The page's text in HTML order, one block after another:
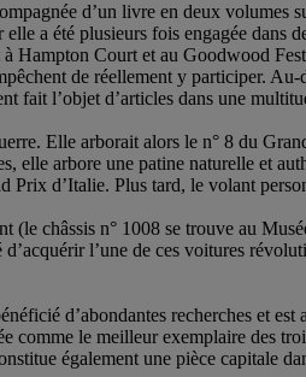
d’un livre en deux volumes
a été plusieurs fois engagée dans
Hampton Court et au Goodwood
de réellement y participer.
fait l’objet d’articles dans une
Elle arborait alors le n° 8 du
elle arbore une patine naturelle et
d’Italie. Plus tard, le volant
(le châssis n° 1008 se trouve au
l’une de ces voitures
d’abondantes recherches et
le meilleur exemplaire des
également une pièce capitale